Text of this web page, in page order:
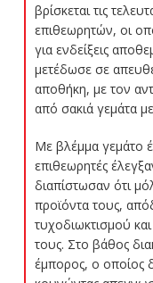
βρίσκεται τις
επιθεωρητών, οι
για ενδείξεις
μετέδωσε σε
αποθήκη, με τον
από σακιά γεμάτα
Με βλέμμα γεμάτο
επιθεωρητές
διαπίστωσαν ότι
προϊόντα τους,
τυχοδιωκτισμού
τους. Στο βάθος
έμπορος, ο οποίος